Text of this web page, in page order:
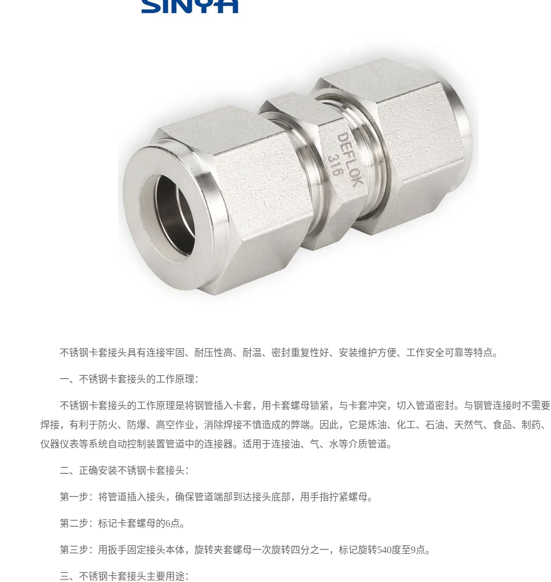
不锈钢卡套接头具有连接牢固、耐压性高、耐温、密封重复性好、安装维护方便、工作安全可靠等特点。
一、不锈钢卡套接头的工作原理：
不锈钢卡套接头的工作原理是将钢管插入卡套，用卡套螺母锁紧，与卡套冲突，切入管道密封。与钢管连接时不需要
焊接，有利于防火、防爆、高空作业，消除焊接不慎造成的弊端。因此，它是炼油、化工、石油、天然气、食品、制药、
仪器仪表等系统自动控制装置管道中的连接器。适用于连接油、气、水等介质管道。
二、正确安装不锈钢卡套接头：
第一步 ：将管道插入接头，确保管道端部到达接头底部，用手指拧紧螺母。
第二步 ：标记卡套螺母的6点。
第三步 ： 用扳手固定接头本体，旋转夹套螺母一次旋转四分之一，标记旋转540度至9点。
三、不锈钢卡套接头主要用途：